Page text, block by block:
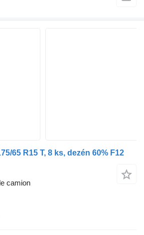
65 R15 T, 8 ks, dezén 60% F12
camion